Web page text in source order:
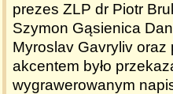
prezes ZLP dr Piotr
Szymon Gąsienica
Myroslav Gavryliv oraz
akcentem było
wygrawerowanym